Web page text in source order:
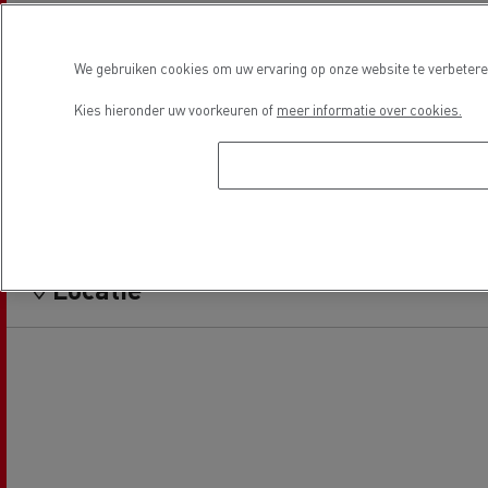
Locatie
We gebruiken cookies om uw ervaring op onze website te
Kies hieronder uw voorkeuren of meer informatie over cookies.